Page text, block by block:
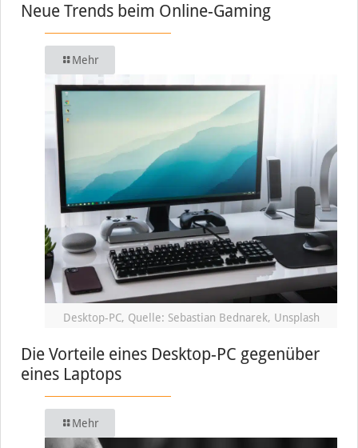
Neue Trends beim Online-Gaming
Mehr
Desktop-PC, Quelle: Sebastian Bednarek, Unsplash
Die Vorteile eines Desktop-PC gegenüber
eines Laptops
Mehr